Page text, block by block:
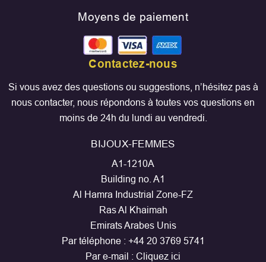
Moyens de paiement
Contactez-nous
Si vous avez des questions ou suggestions, n’hésitez pas à
nous contacter, nous répondons à toutes vos questions en
moins de 24h du lundi au vendredi.
BIJOUX-FEMMES
A1-1210A
Building no. A1
Al Hamra Industrial Zone-FZ
Ras Al Khaimah
Emirats Arabes Unis
Par téléphone : +44 20 3769 5741
Par e-mail : Cliquez ici